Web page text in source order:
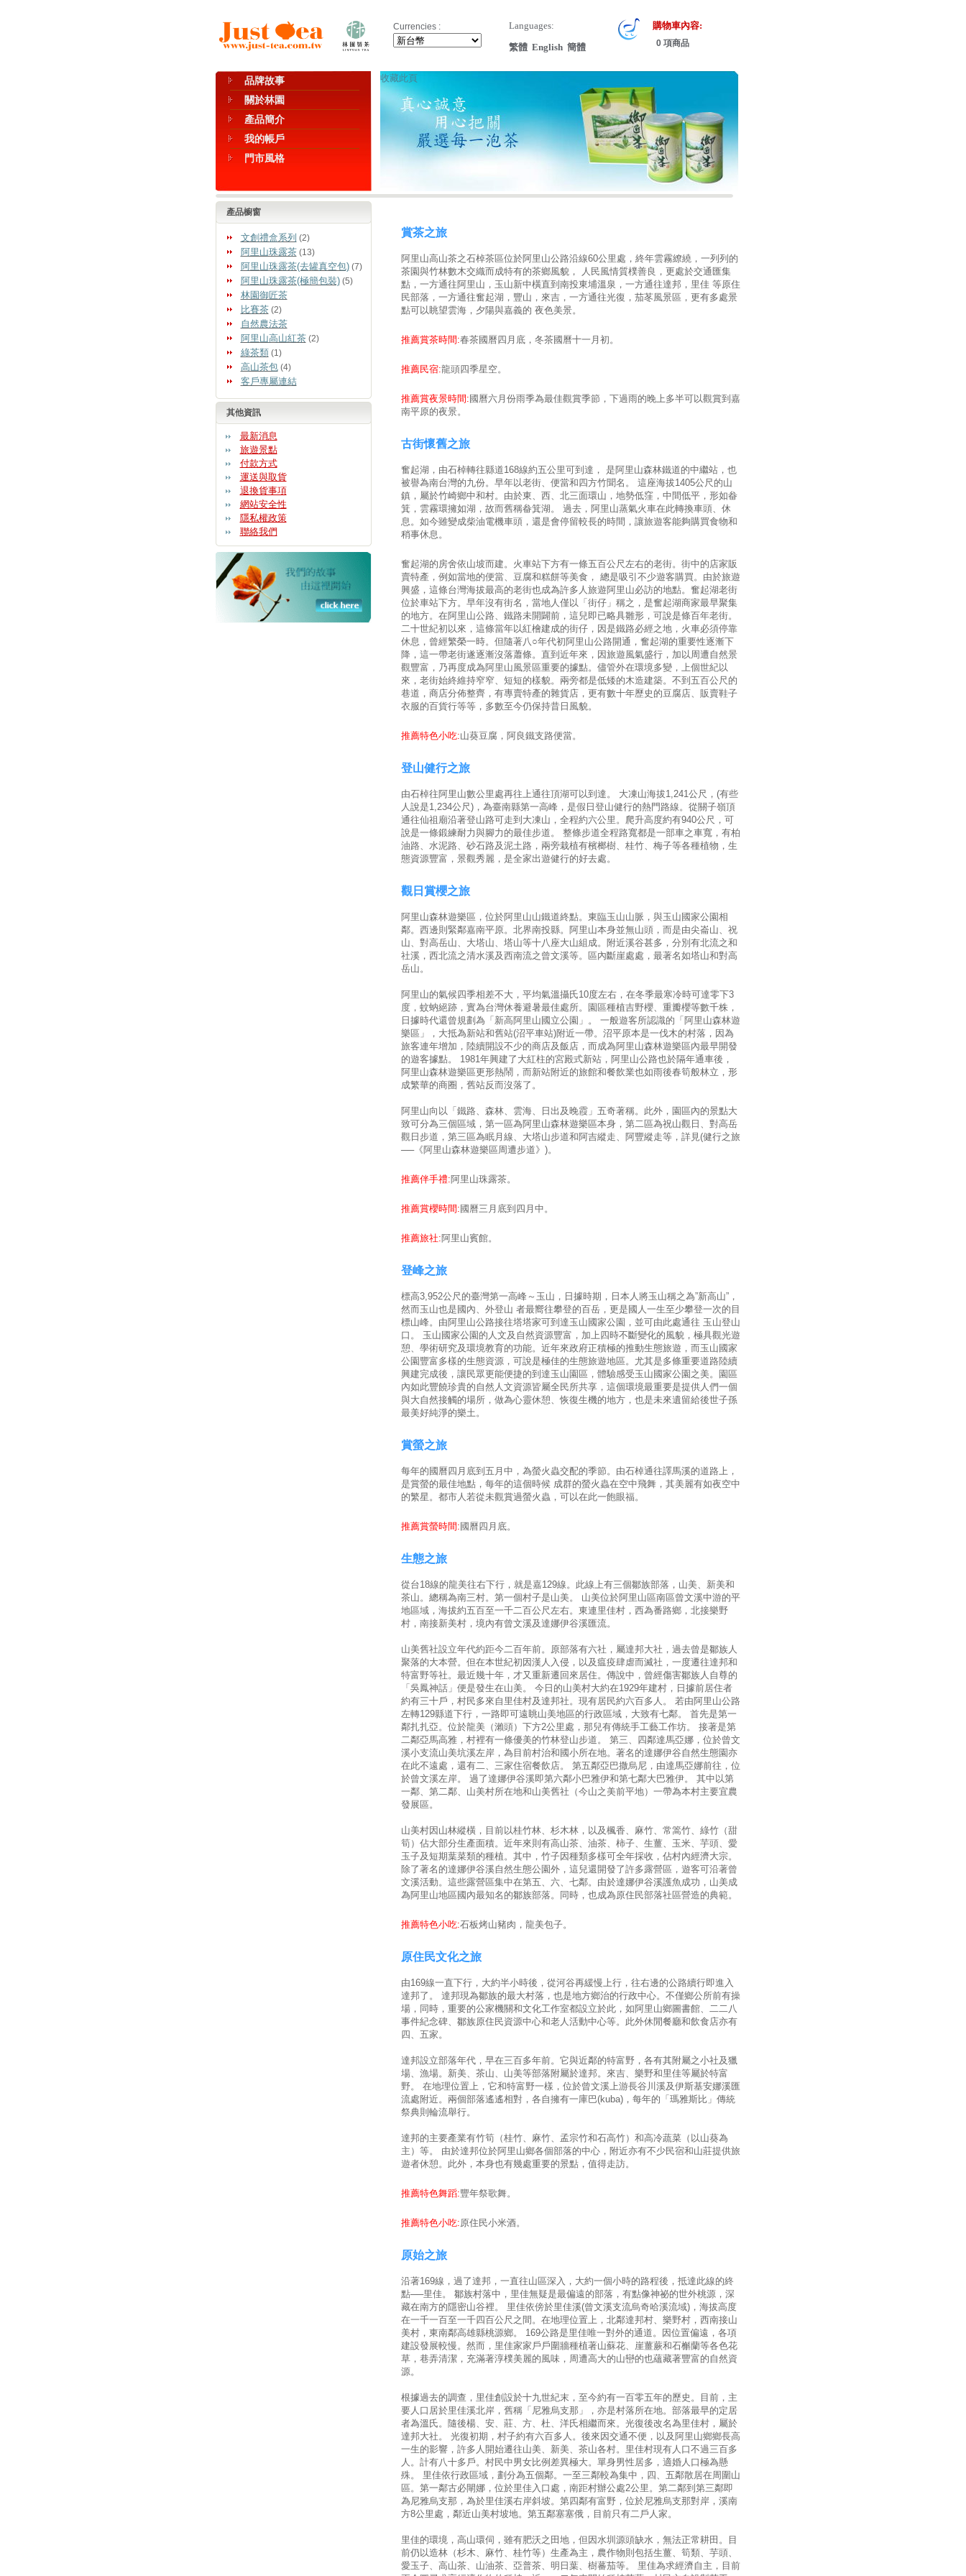
Currencies :
Languages:
繁體 English 簡體
購物車內容:
0 項商品
品牌故事
關於林園
產品簡介
我的帳戶
門市風格
收藏此頁
產品櫥窗
文創禮盒系列 (2)
阿里山珠露茶(13)
阿里山珠露茶(去罐真空包)(7)
阿里山珠露茶(極簡包裝)(5)
林園御匠茶
比賽茶(2)
自然農法茶
阿里山高山紅茶(2)
綠茶類 (1)
高山茶包(4)
客戶專屬連結
其他資訊
最新消息
旅遊景點
付款方式
運送與取貨
退換貨事項
網站安全性
隱私權政策
聯絡我們
賞茶之旅
阿里山高山茶之石棹茶區位於阿里山公路沿線60公里處，終年雲霧繚繞，一列列的
茶園與竹林數木交織而成特有的茶鄉風貌， 人民風情質樸善良，更處於交通匯集
點，一方通往阿里山，玉山新中橫直到南投東埔溫泉，一方通往達邦，里佳 等原住
民部落，一方通往奮起湖，豐山，來吉，一方通往光復，茄苳風景區，更有多處景
點可以眺望雲海，夕陽與嘉義的 夜色美景。
推薦賞茶時間:春茶國曆四月底，冬茶國曆十一月初。
推薦民宿:龍頭四季星空。
推薦賞夜景時間: 國曆六月份雨季為最佳觀賞季節，下過雨的晚上多半可以觀賞到嘉
南平原的夜景。
古街懷舊之旅
奮起湖，由石棹轉往縣道168線約五公里可到達， 是阿里山森林鐵道的中繼站，也
被譽為南台灣的九份。早年以老街、便當和四方竹聞名。 這座海拔1405公尺的山
鎮，屬於竹崎鄉中和村。由於東、西、北三面環山，地勢低窪，中間低平，形如畚
箕，雲霧環擁如湖，故而舊稱畚箕湖。 過去，阿里山蒸氣火車在此轉換車頭、休
息。如今雖變成柴油電機車頭，還是會停留較長的時間，讓旅遊客能夠購買食物和
稍事休息。
奮起湖的房舍依山坡而建。火車站下方有一條五百公尺左右的老街。街中的店家販
賣特產，例如當地的便當、豆腐和糕餅等美食， 總是吸引不少遊客購買。由於旅遊
興盛，這條台灣海拔最高的老街也成為許多人旅遊阿里山必訪的地點。奮起湖老街
位於車站下方。早年沒有街名，當地人僅以「街仔」稱之，是奮起湖商家最早聚集
的地方。在阿里山公路、鐵路未開闢前，這兒即已略具雛形，可說是條百年老街。
二十世紀初以來，這條當年以紅檜建成的街仔，因是鐵路必經之地，火車必須停靠
休息，曾經繁榮一時。但隨著八○年代初阿里山公路開通，奮起湖的重要性逐漸下
降，這一帶老街遂逐漸沒落蕭條。直到近年來，因旅遊風氣盛行，加以周遭自然景
觀豐富，乃再度成為阿里山風景區重要的據點。儘管外在環境多變，上個世紀以
來，老街始終維持窄窄、短短的樣貌。兩旁都是低矮的木造建築。不到五百公尺的
巷道，商店分佈整齊，有專賣特產的雜貨店，更有數十年歷史的豆腐店、販賣鞋子
衣服的百貨行等等，多數至今仍保持昔日風貌。
推薦特色小吃:山葵豆腐，阿良鐵支路便當。
登山健行之旅
由石棹往阿里山數公里處再往上通往頂湖可以到達。 大凍山海拔1,241公尺，(有些
人說是1,234公尺)，為臺南縣第一高峰，是假日登山健行的熱門路線。從關子嶺頂
通往仙祖廟沿著登山路可走到大凍山，全程約六公里。爬升高度約有940公尺，可
說是一條鍛練耐力與腳力的最佳步道。 整條步道全程路寬都是一部車之車寬，有柏
油路、水泥路、砂石路及泥土路，兩旁栽植有檳榔樹、桂竹、梅子等各種植物，生
態資源豐富，景觀秀麗，是全家出遊健行的好去處。
觀日賞櫻之旅
阿里山森林遊樂區，位於阿里山山鐵道終點。東臨玉山山脈，與玉山國家公園相
鄰。西邊則緊鄰嘉南平原。北界南投縣。阿里山本身並無山頭，而是由尖崙山、祝
山、對高岳山、大塔山、塔山等十八座大山組成。附近溪谷甚多，分別有北流之和
社溪，西北流之清水溪及西南流之曾文溪等。區內斷崖處處，最著名如塔山和對高
岳山。
阿里山的氣候四季相差不大，平均氣溫攝氏10度左右，在冬季最寒冷時可達零下3
度，蚊蚋絕跡，實為台灣休養避暑最佳處所。園區種植吉野櫻、重瓣櫻等數千株，
日據時代還曾規劃為「新高阿里山國立公園」。 一般遊客所認識的「阿里山森林遊
樂區」，大抵為新站和舊站(沼平車站)附近一帶。沼平原本是一伐木的村落，因為
旅客連年增加，陸續開設不少的商店及飯店，而成為阿里山森林遊樂區內最早開發
的遊客據點。 1981年興建了大紅柱的宮殿式新站，阿里山公路也於隔年通車後，
阿里山森林遊樂區更形熱鬧，而新站附近的旅館和餐飲業也如雨後春筍般林立，形
成繁華的商圈，舊站反而沒落了。
阿里山向以「鐵路、森林、雲海、日出及晚霞」五奇著稱。此外，園區內的景點大
致可分為三個區域，第一區為阿里山森林遊樂區本身，第二區為祝山觀日、對高岳
觀日步道，第三區為眠月線、大塔山步道和阿吉縱走、阿豐縱走等，詳見(健行之旅
──《阿里山森林遊樂區周遭步道》)。
推薦伴手禮:阿里山珠露茶。
推薦賞櫻時間: 國曆三月底到四月中。
推薦旅社:阿里山賓館。
登峰之旅
標高3,952公尺的臺灣第一高峰～玉山，日據時期，日本人將玉山稱之為”新高山”，
然而玉山也是國內、外登山 者最嚮往攀登的百岳，更是國人一生至少攀登一次的目
標山峰。由阿里山公路接往塔塔家可到達玉山國家公園，並可由此處通往 玉山登山
口。 玉山國家公園的人文及自然資源豐富，加上四時不斷變化的風貌，極具觀光遊
憩、學術研究及環境教育的功能。近年來政府正積極的推動生態旅遊，而玉山國家
公園豐富多樣的生態資源，可說是極佳的生態旅遊地區。尤其是多條重要道路陸續
興建完成後，讓民眾更能便捷的到達玉山園區，體驗感受玉山國家公園之美。園區
內如此豐饒珍貴的自然人文資源皆屬全民所共享，這個環境最重要是提供人們一個
與大自然接觸的場所，做為心靈休憩、恢復生機的地方，也是未來遺留給後世子孫
最美好純淨的樂土。
賞螢之旅
每年的國曆四月底到五月中，為螢火蟲交配的季節。由石棹通往譯馬溪的道路上，
是賞螢的最佳地點，每年的這個時候 成群的螢火蟲在空中飛舞，其美麗有如夜空中
的繁星。都市人若從未觀賞過螢火蟲，可以在此一飽眼福。
推薦賞螢時間: 國曆四月底。
生態之旅
從台18線的龍美往右下行，就是嘉129線。此線上有三個鄒族部落，山美、新美和
茶山。總稱為南三村。第一個村子是山美。 山美位於阿里山區南區曾文溪中游的平
地區域，海拔約五百至一千二百公尺左右。東連里佳村，西為番路鄉，北接樂野
村，南接新美村，境內有曾文溪及達娜伊谷溪匯流。
山美舊社設立年代約距今二百年前。原部落有六社，屬達邦大社，過去曾是鄒族人
聚落的大本營。但在本世紀初因漢人入侵，以及瘟疫肆虐而滅社，一度遷往達邦和
特富野等社。最近幾十年，才又重新遷回來居住。傳說中，曾經傷害鄒族人自尊的
「吳鳳神話」便是發生在山美。 今日的山美村大約在1929年建村，日據前居住者
約有三十戶，村民多來自里佳村及達邦社。現有居民約六百多人。 若由阿里山公路
左轉129縣道下行，一路即可遠眺山美地區的行政區域，大致有七鄰。 首先是第一
鄰扎扎亞。位於龍美（瀨頭）下方2公里處，那兒有傳統手工藝工作坊。 接著是第
二鄰亞馬高雅，村裡有一條優美的竹林登山步道。 第三、四鄰達馬亞娜，位於曾文
溪小支流山美坑溪左岸，為目前村治和國小所在地。著名的達娜伊谷自然生態園亦
在此不遠處，還有二、三家住宿餐飲店。 第五鄰亞巴撒烏尼，由達馬亞娜前往，位
於曾文溪左岸。 過了達娜伊谷溪即第六鄰小巴雅伊和第七鄰大巴雅伊。 其中以第
一鄰、第二鄰、山美村所在地和山美舊社（今山之美前平地）一帶為本村主要宜農
發展區。
山美村因山林縱橫，目前以桂竹林、杉木林，以及楓香、麻竹、常篙竹、綠竹（甜
筍）佔大部分生產面積。近年來則有高山茶、油茶、柿子、生薑、玉米、芋頭、愛
玉子及短期葉菜類的種植。其中，竹子因種類多樣可全年採收，佔村內經濟大宗。
除了著名的達娜伊谷溪自然生態公園外，這兒還開發了許多露營區，遊客可沿著曾
文溪活動。這些露營區集中在第五、六、七鄰。由於達娜伊谷溪護魚成功，山美成
為阿里山地區國內最知名的鄒族部落。同時，也成為原住民部落社區營造的典範。
推薦特色小吃:石板烤山豬肉，龍美包子。
原住民文化之旅
由169線一直下行，大約半小時後，從河谷再緩慢上行，往右邊的公路續行即進入
達邦了。 達邦現為鄒族的最大村落，也是地方鄉治的行政中心。不僅鄉公所前有操
場，同時，重要的公家機關和文化工作室都設立於此，如阿里山鄉圖書館、二二八
事件紀念碑、鄒族原住民資源中心和老人活動中心等。此外休閒餐廳和飲食店亦有
四、五家。
達邦設立部落年代，早在三百多年前。它與近鄰的特富野，各有其附屬之小社及獵
場、漁場。新美、茶山、山美等部落附屬於達邦。來吉、樂野和里佳等屬於特富
野。 在地理位置上，它和特富野一樣，位於曾文溪上游長谷川溪及伊斯基安娜溪匯
流處附近。兩個部落遙遙相對，各自擁有一庫巴(kuba)，每年的「瑪雅斯比」傳統
祭典則輪流舉行。
達邦的主要產業有竹筍（桂竹、麻竹、孟宗竹和石高竹）和高冷蔬菜（以山葵為
主）等。 由於達邦位於阿里山鄉各個部落的中心，附近亦有不少民宿和山莊提供旅
遊者休憩。此外，本身也有幾處重要的景點，值得走訪。
推薦特色舞蹈:豐年祭歌舞。
推薦特色小吃:原住民小米酒。
原始之旅
沿著169線，過了達邦，一直往山區深入，大約一個小時的路程後，抵達此線的終
點──里佳。 鄒族村落中，里佳無疑是最偏遠的部落，有點像神祕的世外桃源，深
藏在南方的隱密山谷裡。 里佳依傍於里佳溪(曾文溪支流烏奇哈溪流域)，海拔高度
在一千一百至一千四百公尺之間。在地理位置上，北鄰達邦村、樂野村，西南接山
美村，東南鄰高雄縣桃源鄉。 169公路是里佳唯一對外的通道。因位置偏遠，各項
建設發展較慢。然而，里佳家家戶戶圍牆種植著山蘇花、崖薑蕨和石槲蘭等各色花
草，巷弄清潔，充滿著淳樸美麗的風味，周遭高大的山巒的也蘊藏著豐富的自然資
源。
根據過去的調查，里佳創設於十九世紀末，至今約有一百零五年的歷史。目前，主
要人口居於里佳溪北岸，舊稱「尼雅烏支那」，亦是村落所在地。部落最早的定居
者為溫氏。隨後楊、安、莊、方、杜、洋氏相繼而來。光復後改名為里佳村，屬於
達邦大社。 光復初期，村子約有六百多人。後來因交通不便，以及阿里山鄉鄉長高
一生的影響，許多人開始遷往山美、新美、茶山各村。里佳村現有人口不過三百多
人。計有八十多戶。村民中男女比例差異極大。單身男性居多，適婚人口極為懸
殊。 里佳依行政區域，劃分為五個鄰。一至三鄰較為集中，四、五鄰散居在周圍山
區。第一鄰古必閘娜，位於里佳入口處，南距村辦公處2公里。第二鄰到第三鄰即
為尼雅烏支那，為於里佳溪右岸斜坡。第四鄰有富野，位於尼雅烏支那對岸，溪南
方8公里處，鄰近山美村坡地。第五鄰塞塞俄，目前只有二戶人家。
里佳的環境，高山環伺，雖有肥沃之田地，但因水圳源頭缺水，無法正常耕田。目
前仍以造林（杉木、麻竹、桂竹等）生產為主，農作物則包括生薑、筍類、芋頭、
愛玉子、高山茶、山油茶、亞普茶、明日葉、樹蕃茄等。 里佳為求經濟自主，目前